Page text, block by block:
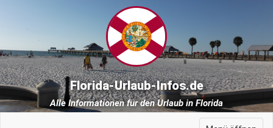
Florida-Urlaub-Infos.de
Alle Informationen für den Urlaub in Florida